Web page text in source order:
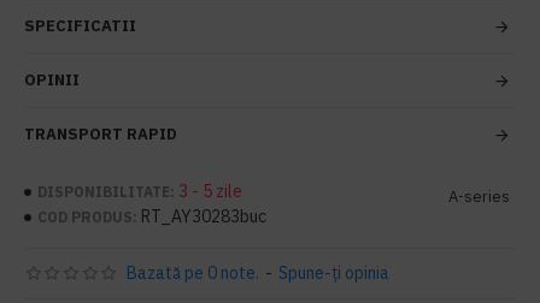
SPECIFICATII
OPINII
TRANSPORT RAPID
DISPONIBILITATE: 3 - 5 zile
COD PRODUS: RT_AY30283buc
A-series
Bazată pe 0 note. - Spune-ţi opinia